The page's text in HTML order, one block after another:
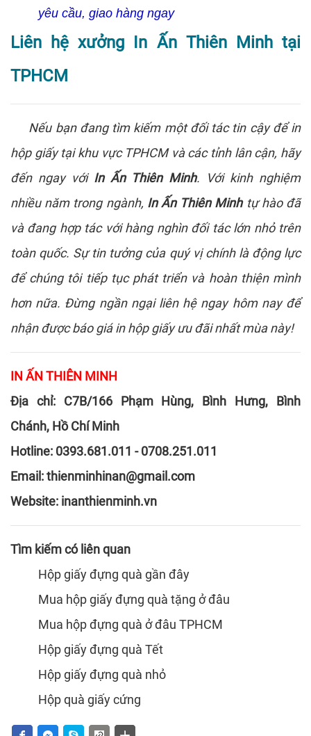
yêu cầu, giao hàng ngay
Liên hệ xưởng In Ấn Thiên Minh tại
TPHCM
Nếu bạn đang tìm kiếm một đối tác tin cậy để in
hộp giấy tại khu vực TPHCM và các tỉnh lân cận, hãy
đến ngay với In Ấn Thiên Minh. Với kinh nghiệm
nhiều năm trong ngành, In Ấn Thiên Minhtự hào đã
và đang hợp tác với hàng nghìn đối tác lớn nhỏ trên
toàn quốc. Sự tin tưởng của quý vị chính là động lực
để chúng tôi tiếp tục phát triển và hoàn thiện mình
hơn nữa. Đừng ngần ngại liên hệ ngay hôm nay để
nhận được báo giá in hộp giấy ưu đãi nhất mùa này!
IN ẤN THIÊN MINH
Địa chỉ: C7B/166 Phạm Hùng, Bình Hưng, Bình
Chánh, Hồ Chí Minh
Hotline: 0393.681.011 - 0708.251.011
Email: thienminhinan@gmail.com
Website: inanthienminh.vn
Tìm kiếm có liên quan
Hộp giấy đựng quà gần đây
Mua hộp giấy đựng quà tặng ở đâu
Mua hộp đựng quà ở đâu TPHCM
Hộp giấy đựng quà Tết
Hộp giấy đựng quà nhỏ
Hộp quà giấy cứng